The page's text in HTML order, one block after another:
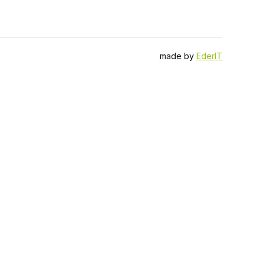
made by EderIT